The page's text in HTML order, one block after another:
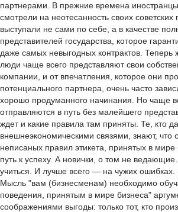
партнерами. В прежние времена
смотрели на неотесанность своих советских
выступали не сами по себе, а в качестве
представителей государства, которое
даже самых невыгодных контрактов.
люди чаще всего представляют свои
компании, и от впечатления, которое они
потенциального партнера, очень часто
хорошо продуманного начинания. Но чаще
отправляются в путь без малейшего
ждет и какие правила там приняты. Те, кто
внешнеэкономическими связями, знают, что
неписаных правил этикета, принятых в
путь к успеху. А новички, о том не
учиться. И лучше всего — на чужих
Мысль "вам (бизнесменам) необходимо
поведения, принятым в мире бизнеса"
соображениями выгоды: только тот, кто